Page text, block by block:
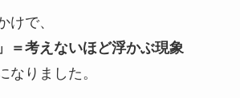
けで、
＝考えないほど浮かぶ現象
なりました。